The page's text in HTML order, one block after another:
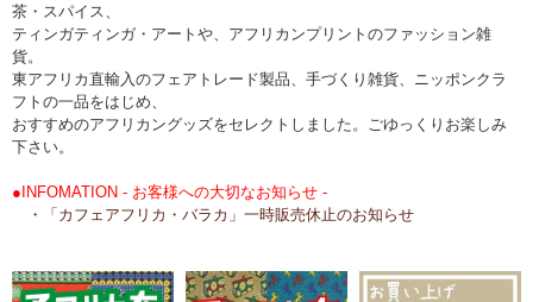
茶・スパイス、
ティンガティンガ・アートや、アフリカンプリントのファッション雑
貨。
東アフリカ直輸入のフェアトレード製品、手づくり雑貨、ニッポンクラ
フトの一品をはじめ、
おすすめのアフリカングッズをセレクトしました。ごゆっくりお楽しみ
下さい。
●INFOMATION - お客様への大切なお知らせ -
・「カフェアフリカ・バラカ」一時販売休止のお知らせ